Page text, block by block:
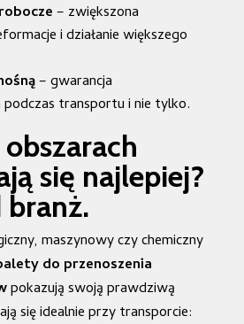
– zwiększona
i działanie większego
– gwarancja
transportu i nie tylko.
się najlepiej?
branż.
maszynowy czy chemiczny
do przenoszenia
pokazują swoją prawdziwą
się idealnie przy transporcie: